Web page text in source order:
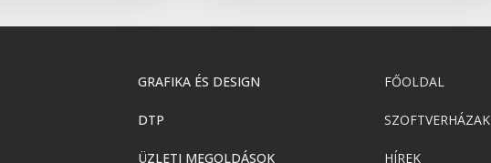
GRAFIKA ÉS DESIGN
DTP
ÜZLETI MEGOLDÁSOK
FŐOLDAL
SZOFTVERHÁZAK
HÍREK